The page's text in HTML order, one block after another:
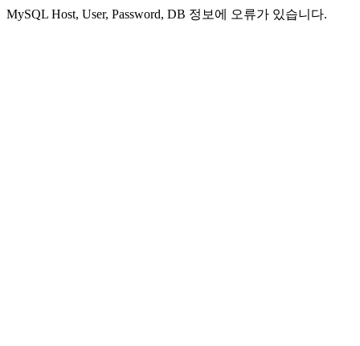
MySQL Host, User, Password, DB 정보에 오류가 있습니다.